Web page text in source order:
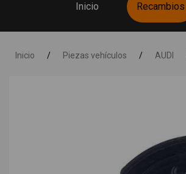
Inicio Recambios
Inicio / Piezas vehículos / AUDI